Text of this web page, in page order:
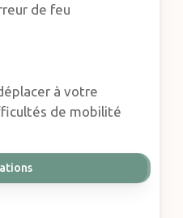
de feu
à votre
de mobilité